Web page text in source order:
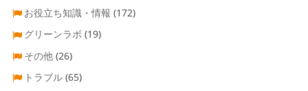
お役立ち知識・情報 (172)
グリーンラボ (19)
その他 (26)
トラブル (65)